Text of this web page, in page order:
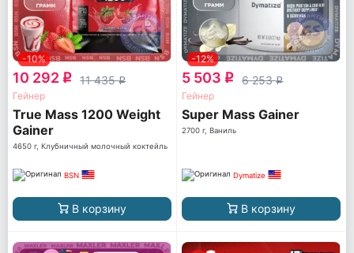
-10%
10 292 q 11 435q
Гейнер
True Mass 1200 Weight
Gainer
4650 г, Клубничный молочный коктейль
BSN
В корзину
-12%
5 503 q 6 253q
Гейнер
Super Mass Gainer
2700 г, Ваниль
Dymatize
В корзину